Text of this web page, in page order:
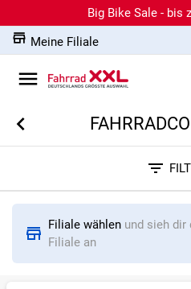
Big Bike Sale - bis
Meine Filiale
Filiale wählen und sieh dir
Filiale an